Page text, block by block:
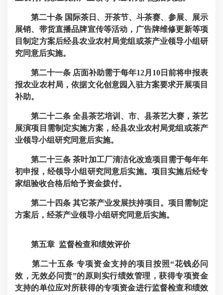
第二十条 国际茶日、开茶节、斗茶赛、参展、展示
展销、带货直播品牌宣传等活动，广告牌维修更新等项
目制定方案后经县农业农村局党组或茶产业领导小组研
究同意后实施。
第二十一条 店面补助需于每年12月10日前将申报表
报农业农村局，依据文化创意园入驻方案要求开展项目
补助。
第二十二条 全县茶艺培训、市、县茶艺大赛，茶艺
展演项目需制定实施方案，经县农业农村局党组或茶产
业领导小组研究同意后实施。
第二十三条 茶叶加工厂清洁化改造项目需于每年年
初申报，经领导小组研究同意后实施。项目实施后经专
家组验收合格后给予资金拨付。
第二十四条 其它茶产业发展扶持项目。项目需制定
方案后，经茶产业领导小组研究同意后实施。
第五章 监督检查和绩效评价
第二十五条专项资金支持的项目按照“花钱必问
效，无效必问责”的原则实行绩效管理，获得专项资金
支持的单位应对所获得的专项资金进行监督检查和绩效